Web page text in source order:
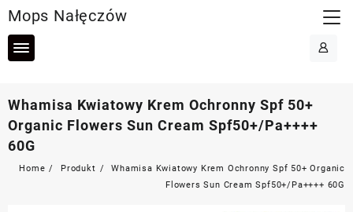
to
content
Mops Nałęczów
Whamisa Kwiatowy Krem Ochronny Spf 50+
Organic Flowers Sun Cream Spf50+/Pa++++
60G
Home Produkt
Whamisa Kwiatowy Krem Ochronny Spf 50+ Organic
Flowers Sun Cream Spf50+/Pa++++ 60G